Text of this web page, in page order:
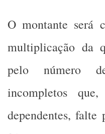
O montante será
multiplicação da
pelo número
incompletos
dependentes,